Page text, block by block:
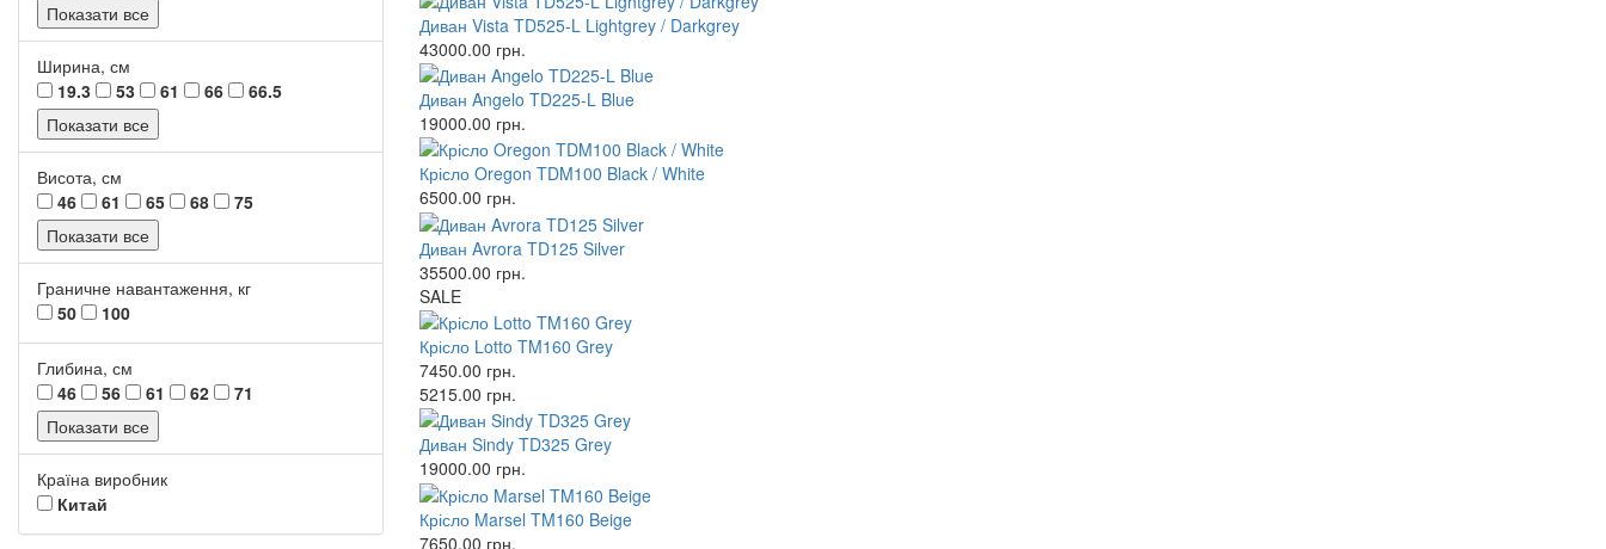
Показати все
Ширина, см
19.3
53 61 66
66.5
Показати все
Висота, см
46
61 65 68
75
Показати все
Граничне навантаження, кг
50
100
Глибина, см
46
56 61 62
71
Показати все
Країна виробник
Китай
Диван Vista TD525-L Lightgrey / Darkgrey
43000.00 грн.
Диван Angelo TD225-L Blue
19000.00 грн.
Крісло Oregon TDM100 Black / White
6500.00 грн.
Диван Avrora TD125 Silver
35500.00 грн.
SALE
Крісло Lotto TM160 Grey
7450.00 грн.
5215.00 грн.
Диван Sindy TD325 Grey
19000.00 грн.
Крісло Marsel TM160 Beige
7650.00 грн.